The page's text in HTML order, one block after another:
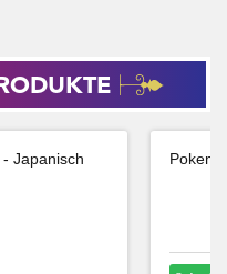
Japanisch